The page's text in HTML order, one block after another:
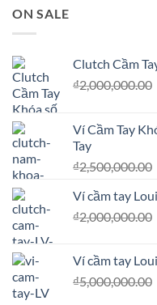
ON SALE
Clutch Cầm
₫2,000,000.00
Ví Cầm Tay
Tay
₫2,500,000.00
Ví cầm tay
₫2,000,000.00
Ví cầm tay
₫5,000,000.00